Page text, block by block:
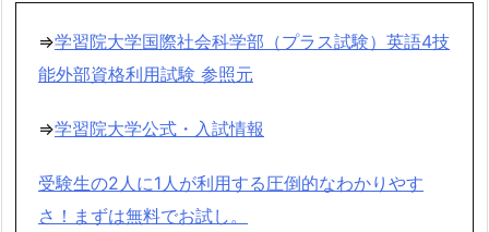
⇒学習院大学国際社会科学部（プラス試験）英語4技
能外部資格利用試験 参照元
⇒学習院大学公式・入試情報
受験生の2人に1人が利用する圧倒的なわかりやす
さ！まずは無料でお試し。